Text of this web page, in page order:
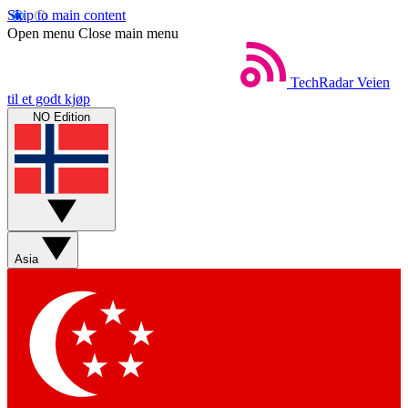
Skip to main content
Open menu Close main menu
TechRadar Veien
til et godt kjøp
NO Edition
Asia